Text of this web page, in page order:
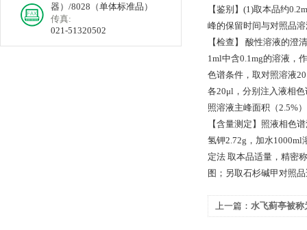
器）/8028（单体标准品）
传真:
021-51320502
【鉴别】(1)取本品约
峰的保留时间与对照品
【检查】 酸性溶液的澄
1ml中含0.1mg的溶液，
色谱条件，取对照溶液
各20μl，分别注入液相
照溶液主峰面积（2.5%
【含量测定】照液相色
氢钾2.72g，加水1000ml
定法 取本品适量，精密
图；另取石杉碱甲对照
上一篇： 水飞蓟亭被称